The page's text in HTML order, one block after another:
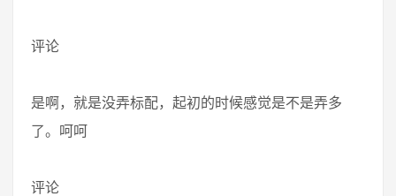
评论
是啊，就是没弄标配，起初的时候感觉是不是弄多
了。呵呵
评论